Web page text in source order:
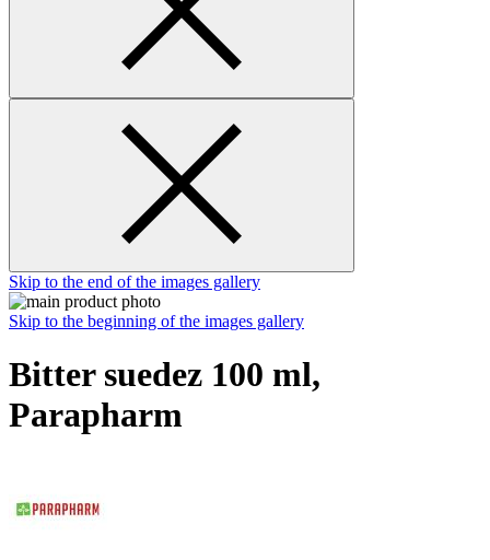
Skip to the end of the images gallery
Skip to the beginning of the images gallery
Bitter suedez 100 ml,
Parapharm